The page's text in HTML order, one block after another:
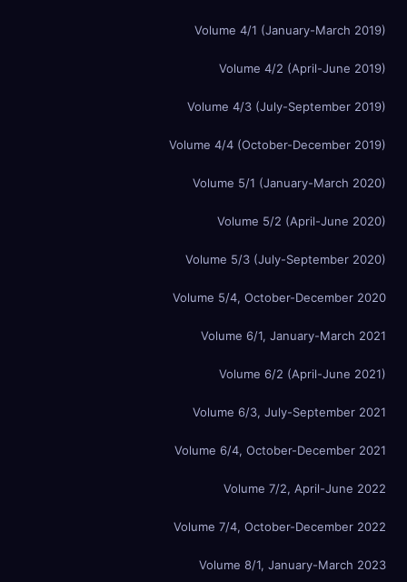
Volume 4/1 (January-March 2019)
Volume 4/2 (April-June 2019)
Volume 4/3 (July-September 2019)
Volume 4/4 (October-December 2019)
Volume 5/1 (January-March 2020)
Volume 5/2 (April-June 2020)
Volume 5/3 (July-September 2020)
Volume 5/4, October-December 2020
Volume 6/1, January-March 2021
Volume 6/2 (April-June 2021)
Volume 6/3, July-September 2021
Volume 6/4, October-December 2021
Volume 7/2, April-June 2022
Volume 7/4, October-December 2022
Volume 8/1, January-March 2023